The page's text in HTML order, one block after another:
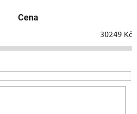
Cena
30249 Kč